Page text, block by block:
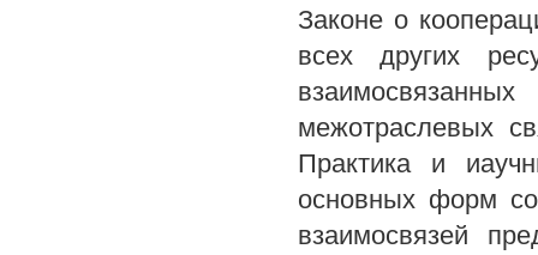
Законе о
всех других
межотраслевых
Практика и
основных форм
взаимосвязей